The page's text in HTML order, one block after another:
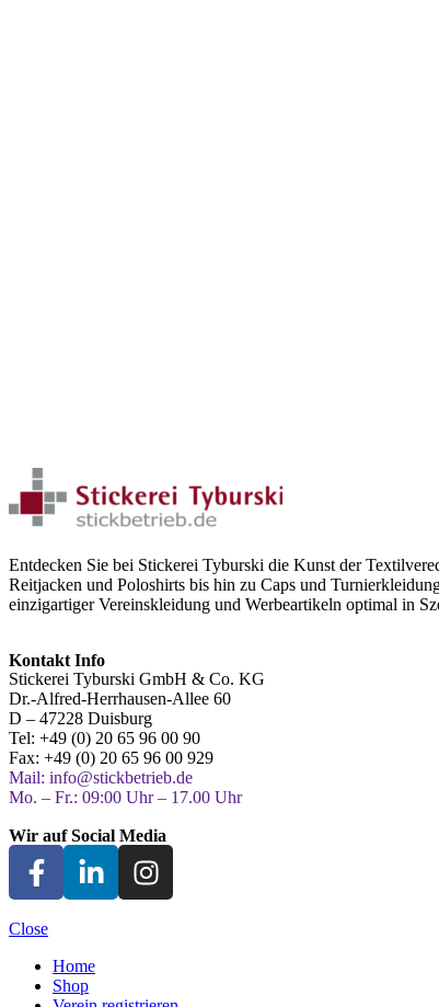
Entdecken Sie bei Stickerei Tyburski die Kunst der
Reitjacken und Poloshirts bis hin zu Caps und
einzigartiger Vereinskleidung und Werbeartikeln optimal in
Kontakt Info
Stickerei Tyburski GmbH & Co. KG
Dr.-Alfred-Herrhausen-Allee 60
D – 47228 Duisburg
Tel: +49 (0) 20 65 96 00 90
Fax: +49 (0) 20 65 96 00 929
Mail: info@stickbetrieb.de
Mo. – Fr.: 09:00 Uhr – 17.00 Uhr
Wir auf Social Media
Close
Home
Shop